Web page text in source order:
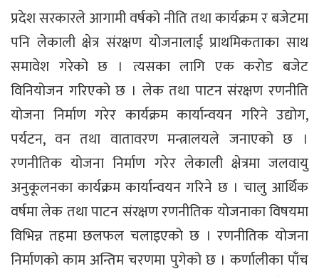
प्रदेश सरकारले आगामी वर्षको नीति तथा कार्यक्रम र बजेटमा
पनि लेकाली क्षेत्र संरक्षण योजनालाई प्राथमिकताका साथ
समावेश गरेको छ । त्यसका लागि एक करोड बजेट
विनियोजन गरिएको छ । लेक तथा पाटन संरक्षण रणनीति
योजना निर्माण गरेर कार्यक्रम कार्यान्वयन गरिने उद्योग,
पर्यटन, वन तथा वातावरण मन्त्रालयले जनाएको छ ।
रणनीतिक योजना निर्माण गरेर लेकाली क्षेत्रमा जलवायु
अनुकूलनका कार्यक्रम कार्यान्वयन गरिने छ । चालु आर्थिक
वर्षमा लेक तथा पाटन संरक्षण रणनीतिक योजनाका विषयमा
विभिन्न तहमा छलफल चलाइएको छ । रणनीतिक योजना
निर्माणको काम अन्तिम चरणमा पुगेको छ । कर्णालीका पाँच